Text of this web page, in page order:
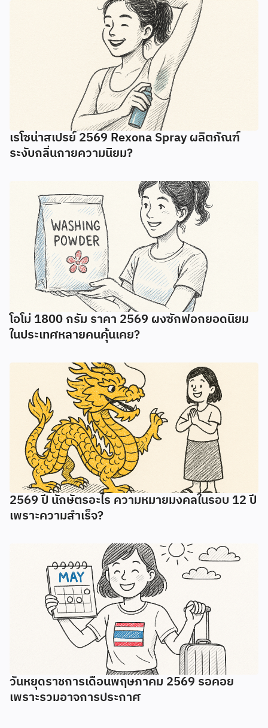
เรโซน่าสเปรย์ 2569 Rexona Spray ผลิตภัณฑ์
ระงับกลิ่นกายความนิยม?
โอโม่ 1800 กรัม ราคา 2569 ผงซักฟอกยอดนิยม
ในประเทศหลายคนคุ้นเคย?
2569 ปี นักษัตรอะไร ความหมายมงคลในรอบ 12 ปี
เพราะความสำเร็จ?
วันหยุดราชการเดือนพฤษภาคม 2569 รอคอย
เพราะรวมอาจการประกาศ